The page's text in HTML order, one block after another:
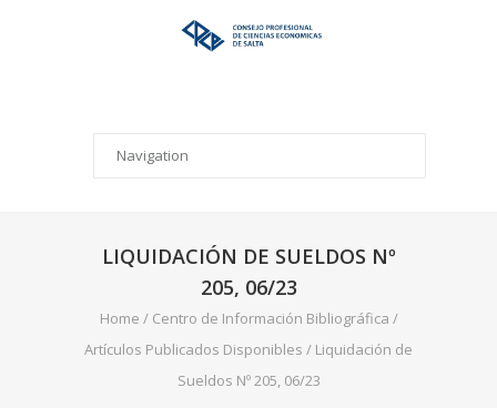
LIQUIDACIÓN DE SUELDOS Nº
205, 06/23
Home / Centro de Información Bibliográfica /
Artículos Publicados Disponibles / Liquidación de
Sueldos Nº 205, 06/23